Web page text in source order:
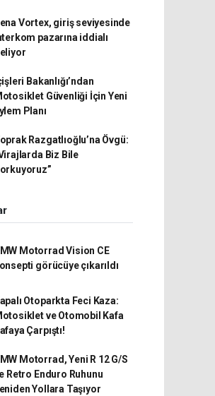
Vortex, giriş seviyesinde
pazarına iddialı
Bakanlığı’ndan
Güvenliği İçin Yeni
Planı
Razgatlıoğlu’na Övgü:
Biz Bile
Motorrad Vision CE
görücüye çıkarıldı
Otoparkta Feci Kaza:
ve Otomobil Kafa
Çarpıştı!
Motorrad, Yeni R 12 G/S
Retro Enduro Ruhunu
Yollara Taşıyor